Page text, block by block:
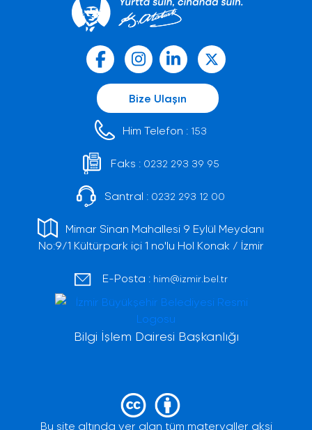
Bize Ulaşın
Him Telefon : 153
Faks : 0232 293 39 95
Santral : 0232 293 12 00
Mimar Sinan Mahallesi 9 Eylül Meydanı
No:9/1 Kültürpark içi 1 no'lu Hol Konak / İzmir
E-Posta : him@izmir.bel.tr
Bilgi İşlem Dairesi Başkanlığı
Bu site altında yer alan tüm materyaller aksi